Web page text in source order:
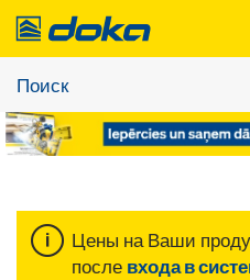
Цены на Ваши
после входа в